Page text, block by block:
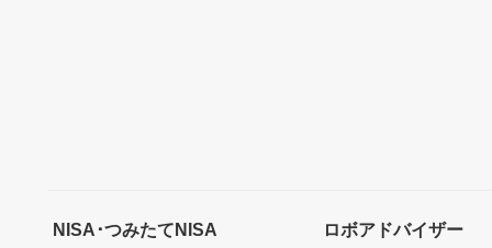
NISA･つみたてNISA ロボアドバイザー